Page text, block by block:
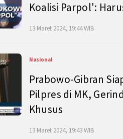
Koalisi Parpol':
13 Maret 2024, 19:44 WIB
Nasional
Prabowo-Gibran
Pilpres di MK,
Khusus
13 Maret 2024, 19:43 WIB